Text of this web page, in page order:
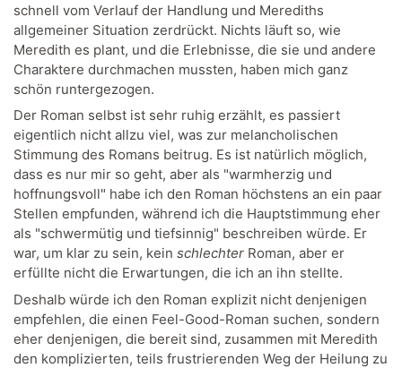
schnell vom Verlauf der Handlung und Merediths
allgemeiner Situation zerdrückt. Nichts läuft so, wie
Meredith es plant, und die Erlebnisse, die sie und andere
Charaktere durchmachen mussten, haben mich ganz
schön runtergezogen.
Der Roman selbst ist sehr ruhig erzählt, es passiert
eigentlich nicht allzu viel, was zur melancholischen
Stimmung des Romans beitrug. Es ist natürlich möglich,
dass es nur mir so geht, aber als "warmherzig und
hoffnungsvoll" habe ich den Roman höchstens an ein paar
Stellen empfunden, während ich die Hauptstimmung eher
als "schwermütig und tiefsinnig" beschreiben würde. Er
war, um klar zu sein, kein schlechter Roman, aber er
erfüllte nicht die Erwartungen, die ich an ihn stellte.
Deshalb würde ich den Roman explizit nicht denjenigen
empfehlen, die einen Feel-Good-Roman suchen, sondern
eher denjenigen, die bereit sind, zusammen mit Meredith
den komplizierten, teils frustrierenden Weg der Heilung zu